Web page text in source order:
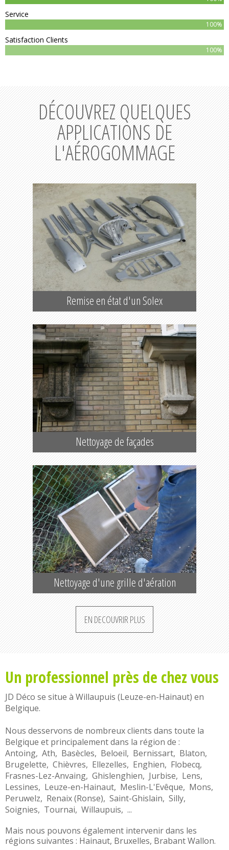
Service
100%
Satisfaction Clients
100%
DÉCOUVREZ QUELQUES
APPLICATIONS DE
L'AÉROGOMMAGE
Remise en état d'un Solex
Nettoyage de façades
Nettoyage d'une grille d'aération
EN DECOUVRIR PLUS
Un professionnel près de chez vous
JD Déco se situe à Willaupuis (Leuze-en-Hainaut) en
Belgique.
Nous desservons de nombreux clients dans toute la
Belgique et principalement dans la région de :
Antoing, Ath, Basècles, Beloeil, Bernissart, Blaton,
Brugelette, Chièvres, Ellezelles, Enghien, Flobecq,
Frasnes-Lez-Anvaing, Ghislenghien, Jurbise, Lens,
Lessines, Leuze-en-Hainaut, Meslin-L'Evêque, Mons,
Peruwelz, Renaix (Ronse), Saint-Ghislain, Silly,
Soignies, Tournai, Willaupuis, ...
Mais nous pouvons également intervenir dans les
régions suivantes : Hainaut, Bruxelles, Brabant Wallon.